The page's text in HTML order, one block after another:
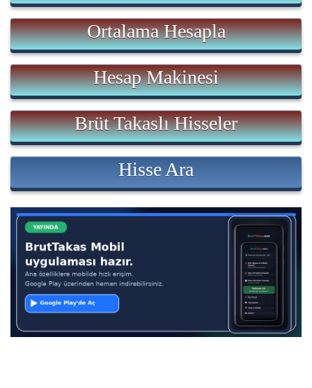
Ortalama Hesapla
Hesap Makinesi
Brüt Takaslı Hisseler
Hisse Ara